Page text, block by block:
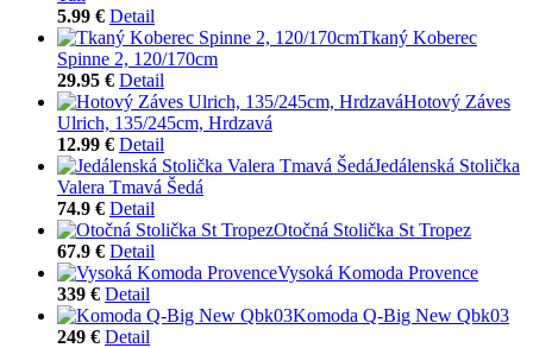
5.99 € Detail
Tkaný Koberec
Spinne 2, 120/170cm
29.95 € Detail
Hotový Záves
Ulrich, 135/245cm, Hrdzavá
12.99 € Detail
Jedálenská Stolička
Valera Tmavá Šedá
74.9 € Detail
Otočná Stolička St Tropez
67.9 € Detail
Vysoká Komoda Provence
339 € Detail
Komoda Q-Big New Qbk03
249 € Detail